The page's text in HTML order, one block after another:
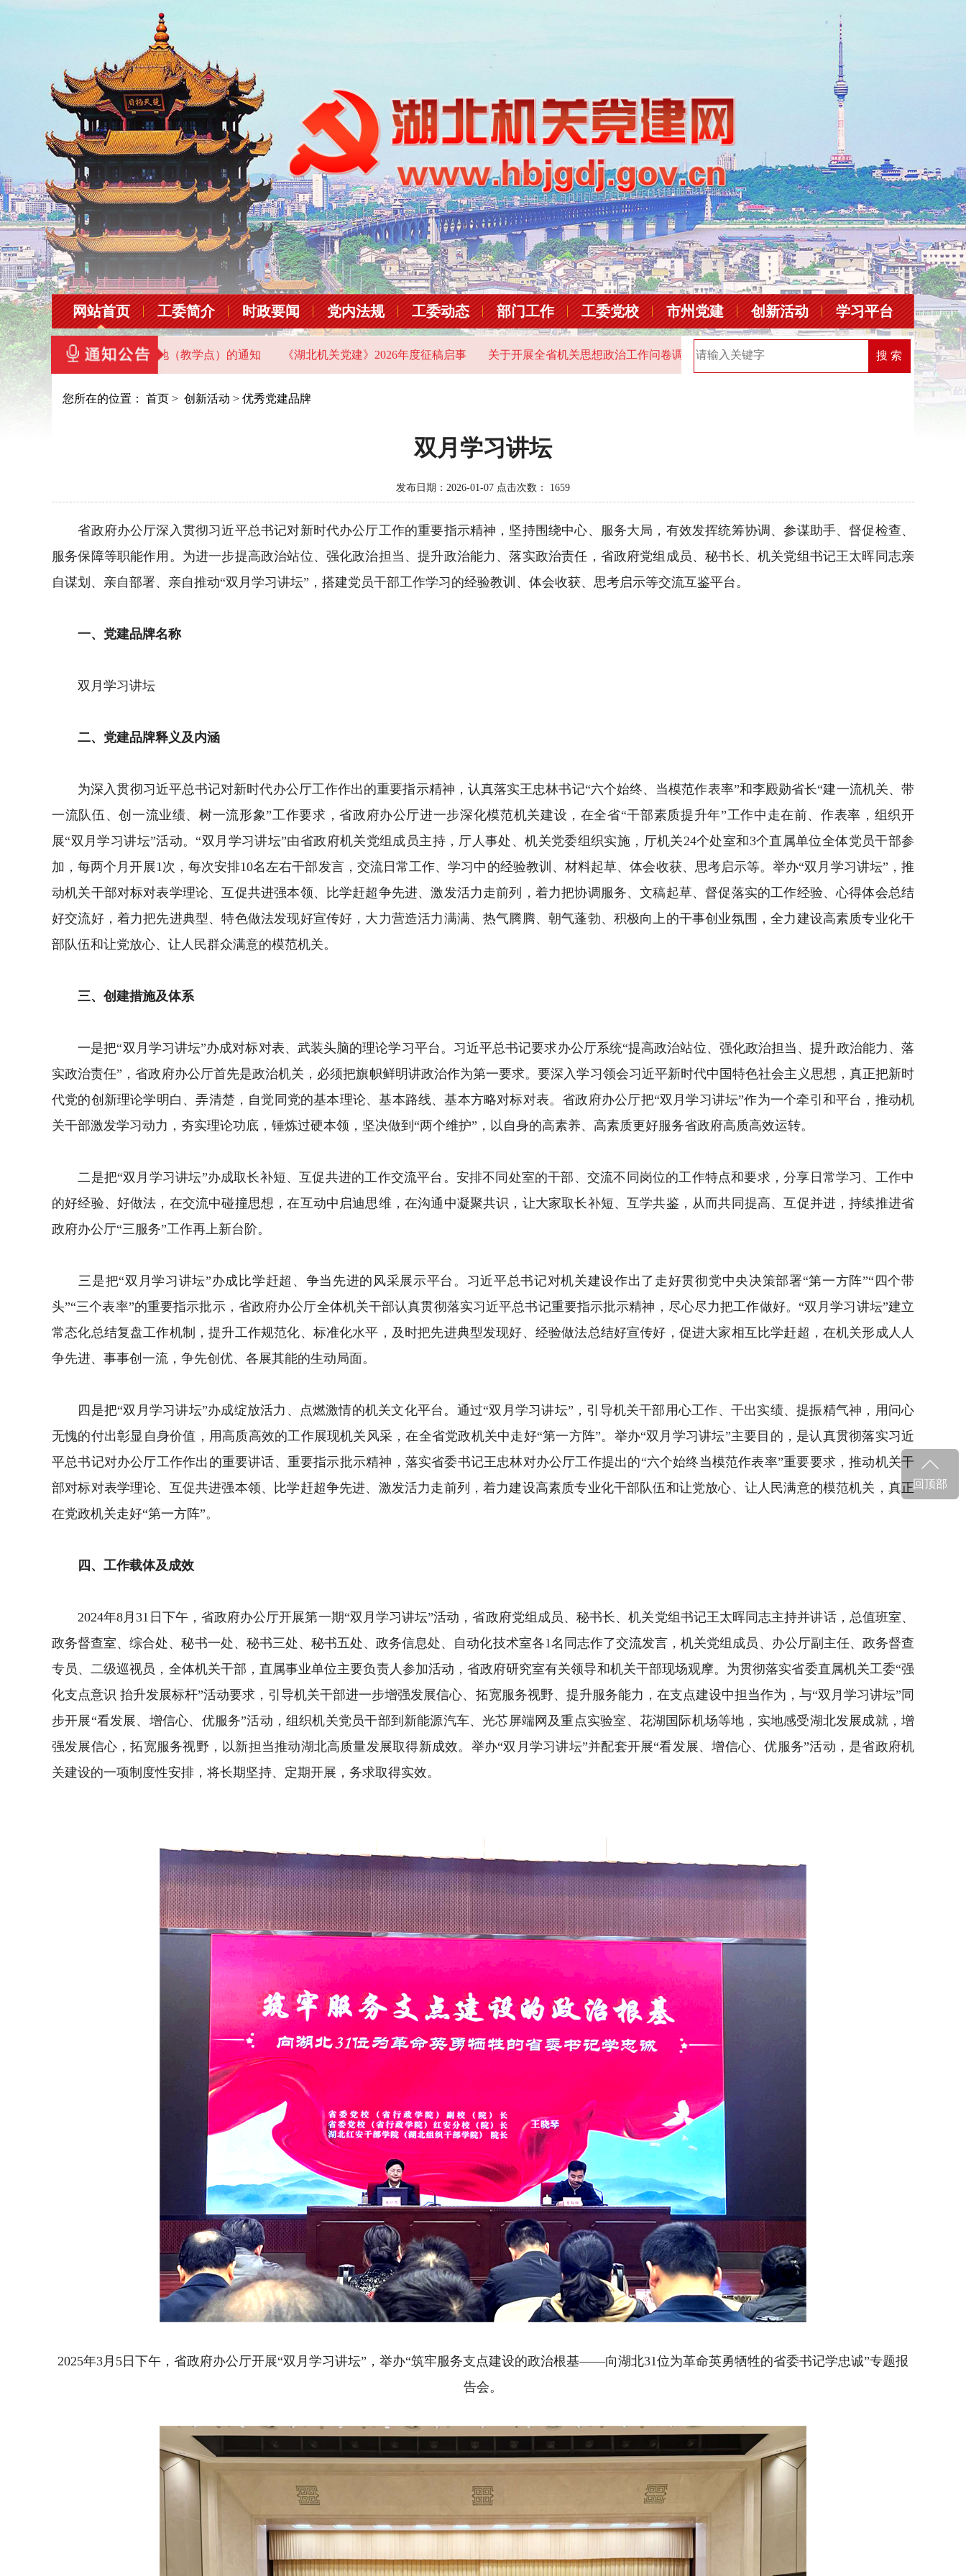
网站首页 工委简介 时政要闻 党内法规 工委动态 部门工作 工委党校 市州党建 创新活动 学习平台
机关党员干部教育基地（教学点）的通知 《湖北机关党建》2026年度征稿启事 关于开展全省机关思想政治工作问卷调查的通知 2025年“机关党建创新榜”优秀案例名单 2026年
搜 索
您所在的位置： 首页 > 创新活动 > 优秀党建品牌
双月学习讲坛
发布日期：2026-01-07 点击次数： 1659
省政府办公厅深入贯彻习近平总书记对新时代办公厅工作的重要指示精神，坚持围绕中心、服务大局，有效发挥统筹协调、参谋助手、督促检查、
服务保障等职能作用。为进一步提高政治站位、强化政治担当、提升政治能力、落实政治责任，省政府党组成员、秘书长、机关党组书记王太晖同志亲
自谋划、亲自部署、亲自推动“双月学习讲坛”，搭建党员干部工作学习的经验教训、体会收获、思考启示等交流互鉴平台。
一、党建品牌名称
双月学习讲坛
二、党建品牌释义及内涵
为深入贯彻习近平总书记对新时代办公厅工作作出的重要指示精神，认真落实王忠林书记“六个始终、当模范作表率”和李殿勋省长“建一流机关、带
一流队伍、创一流业绩、树一流形象”工作要求，省政府办公厅进一步深化模范机关建设，在全省“干部素质提升年”工作中走在前、作表率，组织开
展“双月学习讲坛”活动。“双月学习讲坛”由省政府机关党组成员主持，厅人事处、机关党委组织实施，厅机关24个处室和3个直属单位全体党员干部参
加，每两个月开展1次，每次安排10名左右干部发言，交流日常工作、学习中的经验教训、材料起草、体会收获、思考启示等。举办“双月学习讲坛”，推
动机关干部对标对表学理论、互促共进强本领、比学赶超争先进、激发活力走前列，着力把协调服务、文稿起草、督促落实的工作经验、心得体会总结
好交流好，着力把先进典型、特色做法发现好宣传好，大力营造活力满满、热气腾腾、朝气蓬勃、积极向上的干事创业氛围，全力建设高素质专业化干
部队伍和让党放心、让人民群众满意的模范机关。
三、创建措施及体系
一是把“双月学习讲坛”办成对标对表、武装头脑的理论学习平台。习近平总书记要求办公厅系统“提高政治站位、强化政治担当、提升政治能力、落
实政治责任”，省政府办公厅首先是政治机关，必须把旗帜鲜明讲政治作为第一要求。要深入学习领会习近平新时代中国特色社会主义思想，真正把新时
代党的创新理论学明白、弄清楚，自觉同党的基本理论、基本路线、基本方略对标对表。省政府办公厅把“双月学习讲坛”作为一个牵引和平台，推动机
关干部激发学习动力，夯实理论功底，锤炼过硬本领，坚决做到“两个维护”，以自身的高素养、高素质更好服务省政府高质高效运转。
二是把“双月学习讲坛”办成取长补短、互促共进的工作交流平台。安排不同处室的干部、交流不同岗位的工作特点和要求，分享日常学习、工作中
的好经验、好做法，在交流中碰撞思想，在互动中启迪思维，在沟通中凝聚共识，让大家取长补短、互学共鉴，从而共同提高、互促并进，持续推进省
政府办公厅“三服务”工作再上新台阶。
三是把“双月学习讲坛”办成比学赶超、争当先进的风采展示平台。习近平总书记对机关建设作出了走好贯彻党中央决策部署“第一方阵”“四个带
头”“三个表率”的重要指示批示，省政府办公厅全体机关干部认真贯彻落实习近平总书记重要指示批示精神，尽心尽力把工作做好。“双月学习讲坛”建立
常态化总结复盘工作机制，提升工作规范化、标准化水平，及时把先进典型发现好、经验做法总结好宣传好，促进大家相互比学赶超，在机关形成人人
争先进、事事创一流，争先创优、各展其能的生动局面。
四是把“双月学习讲坛”办成绽放活力、点燃激情的机关文化平台。通过“双月学习讲坛”，引导机关干部用心工作、干出实绩、提振精气神，用问心
无愧的付出彰显自身价值，用高质高效的工作展现机关风采，在全省党政机关中走好“第一方阵”。举办“双月学习讲坛”主要目的，是认真贯彻落实习近
平总书记对办公厅工作作出的重要讲话、重要指示批示精神，落实省委书记王忠林对办公厅工作提出的“六个始终当模范作表率”重要要求，推动机关干
部对标对表学理论、互促共进强本领、比学赶超争先进、激发活力走前列，着力建设高素质专业化干部队伍和让党放心、让人民满意的模范机关，真正
在党政机关走好“第一方阵”。
四、工作载体及成效
2024年8月31日下午，省政府办公厅开展第一期“双月学习讲坛”活动，省政府党组成员、秘书长、机关党组书记王太晖同志主持并讲话，总值班室、
政务督查室、综合处、秘书一处、秘书三处、秘书五处、政务信息处、自动化技术室各1名同志作了交流发言，机关党组成员、办公厅副主任、政务督查
专员、二级巡视员，全体机关干部，直属事业单位主要负责人参加活动，省政府研究室有关领导和机关干部现场观摩。为贯彻落实省委直属机关工委“强
化支点意识 抬升发展标杆”活动要求，引导机关干部进一步增强发展信心、拓宽服务视野、提升服务能力，在支点建设中担当作为，与“双月学习讲坛”同
步开展“看发展、增信心、优服务”活动，组织机关党员干部到新能源汽车、光芯屏端网及重点实验室、花湖国际机场等地，实地感受湖北发展成就，增
强发展信心，拓宽服务视野，以新担当推动湖北高质量发展取得新成效。举办“双月学习讲坛”并配套开展“看发展、增信心、优服务”活动，是省政府机
关建设的一项制度性安排，将长期坚持、定期开展，务求取得实效。
2025年3月5日下午，省政府办公厅开展“双月学习讲坛”，举办“筑牢服务支点建设的政治根基——向湖北31位为革命英勇牺牲的省委书记学忠诚”专题报
告会。
回顶部